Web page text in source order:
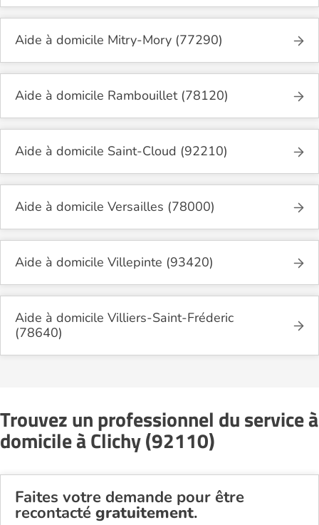
Aide à domicile Mitry-Mory (77290)
Aide à domicile Rambouillet (78120)
Aide à domicile Saint-Cloud (92210)
Aide à domicile Versailles (78000)
Aide à domicile Villepinte (93420)
Aide à domicile Villiers-Saint-Fréderic
(78640)
Trouvez un professionnel du service à
domicile à Clichy (92110)
Faites votre demande pour être
recontacté gratuitement.